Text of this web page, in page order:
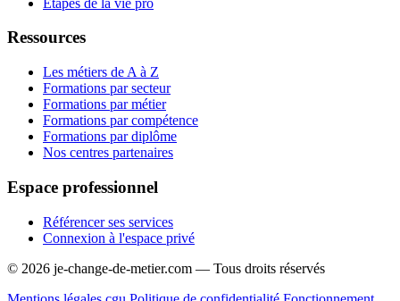
Ressources
Les métiers de A à Z
Formations par secteur
Formations par métier
Formations par compétence
Formations par diplôme
Nos centres partenaires
Espace professionnel
Référencer ses services
Connexion à l'espace privé
© 2026 je-change-de-metier.com — Tous droits réservés